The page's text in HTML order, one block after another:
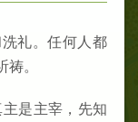
礼。任何人都
。
是主宰，先知